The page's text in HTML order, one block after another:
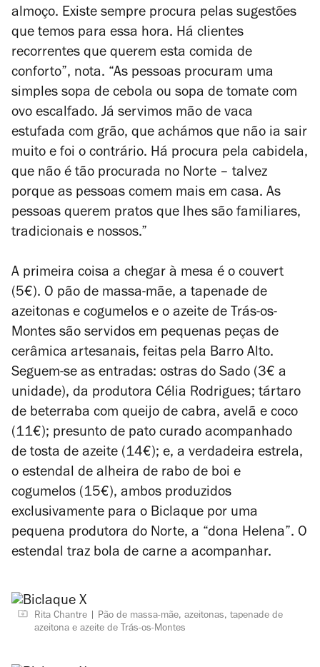
almoço. Existe sempre procura pelas sugestões
que temos para essa hora. Há clientes
recorrentes que querem esta comida de
conforto”, nota. “As pessoas procuram uma
simples sopa de cebola ou sopa de tomate com
ovo escalfado. Já servimos mão de vaca
estufada com grão, que achámos que não ia sair
muito e foi o contrário. Há procura pela cabidela,
que não é tão procurada no Norte – talvez
porque as pessoas comem mais em casa. As
pessoas querem pratos que lhes são familiares,
tradicionais e nossos.”
A primeira coisa a chegar à mesa é o couvert
(5€). O pão de massa-mãe, a tapenade de
azeitonas e cogumelos e o azeite de Trás-os-
Montes são servidos em pequenas peças de
cerâmica artesanais, feitas pela Barro Alto.
Seguem-se as entradas: ostras do Sado (3€ a
unidade), da produtora Célia Rodrigues; tártaro
de beterraba com queijo de cabra, avelã e coco
(11€); presunto de pato curado acompanhado
de tosta de azeite (14€); e, a verdadeira estrela,
o estendal de alheira de rabo de boi e
cogumelos (15€), ambos produzidos
exclusivamente para o Biclaque por uma
pequena produtora do Norte, a “dona Helena”. O
estendal traz bola de carne a acompanhar.
Rita Chantre
Pão de massa-mãe, azeitonas, tapenade de
azeitona e azeite de Trás-os-Montes